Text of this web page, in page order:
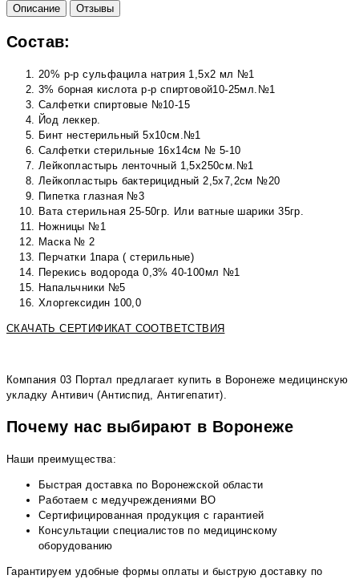
Описание
Отзывы
Состав:
20% р-р сульфацила натрия 1,5х2 мл №1
3% борная кислота р-р спиртовой10-25мл.№1
Cалфетки спиртовые №10-15
Йод леккер.
Бинт нестерильный 5х10см.№1
Салфетки стерильные 16х14см № 5-10
Лейкопластырь ленточный 1,5х250см.№1
Лейкопластырь бактерицидный 2,5х7,2см №20
Пипетка глазная №3
Вата стерильная 25-50гр. Или ватные шарики 35гр.
Ножницы №1
Маска № 2
Перчатки 1пара ( стерильные)
Перекись водорода 0,3% 40-100мл №1
Напальчники №5
Хлоргексидин 100,0
СКАЧАТЬ СЕРТИФИКАТ СООТВЕТСТВИЯ
Компания 03 Портал предлагает купить в Воронеже медицинскую
укладку Антивич (Антиспид, Антигепатит).
Почему нас выбирают в Воронеже
Наши преимущества:
Быстрая доставка по Воронежской области
Работаем с медучреждениями ВО
Сертифицированная продукция с гарантией
Консультации специалистов по медицинскому
оборудованию
Гарантируем удобные формы оплаты и быструю доставку по